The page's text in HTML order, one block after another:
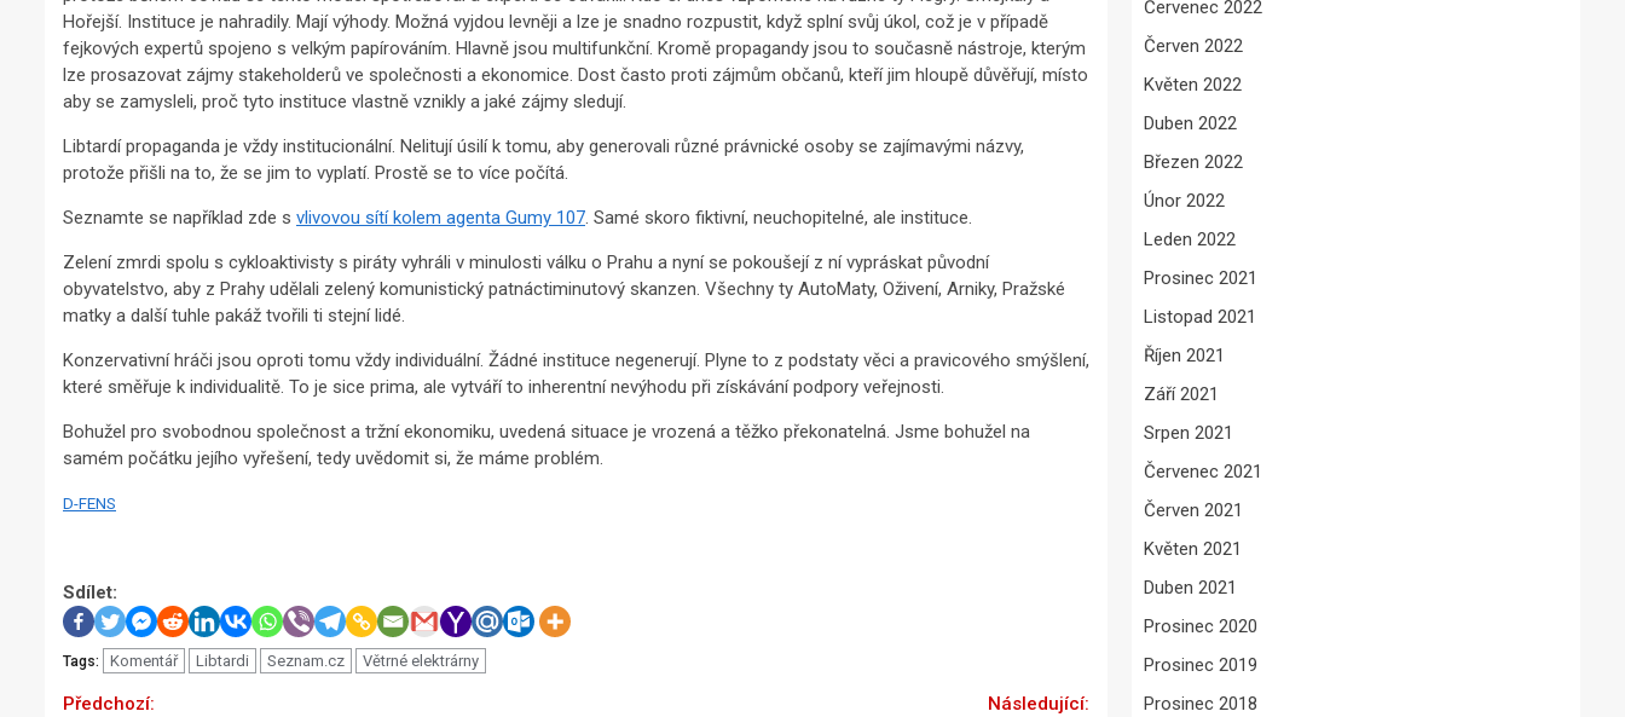
Hořejší. Instituce je nahradily. Mají výhody. Možná vyjdou levněji a lze je snadno rozpustit, když splní svůj úkol, což je v případě
fejkových expertů spojeno s velkým papírováním. Hlavně jsou multifunkční. Kromě propagandy jsou to současně nástroje, kterým
lze prosazovat zájmy stakeholderů ve společnosti a ekonomice. Dost často proti zájmům občanů, kteří jim hloupě důvěřují, místo
aby se zamysleli, proč tyto instituce vlastně vznikly a jaké zájmy sledují.
Libtardí propaganda je vždy institucionální. Nelitují úsilí k tomu, aby generovali různé právnické osoby se zajímavými názvy,
protože přišli na to, že se jim to vyplatí. Prostě se to více počítá.
Seznamte se například zde s vlivovou sítí kolem agenta Gumy 107. Samé skoro fiktivní, neuchopitelné, ale instituce.
Zelení zmrdi spolu s cykloaktivisty s piráty vyhráli v minulosti válku o Prahu a nyní se pokoušejí z ní vypráskat původní
obyvatelstvo, aby z Prahy udělali zelený komunistický patnáctiminutový skanzen. Všechny ty AutoMaty, Oživení, Arniky, Pražské
matky a další tuhle pakáž tvořili ti stejní lidé.
Konzervativní hráči jsou oproti tomu vždy individuální. Žádné instituce negenerují. Plyne to z podstaty věci a pravicového smýšlení,
které směřuje k individualitě. To je sice prima, ale vytváří to inherentní nevýhodu při získávání podpory veřejnosti.
Bohužel pro svobodnou společnost a tržní ekonomiku, uvedená situace je vrozená a těžko překonatelná. Jsme bohužel na
samém počátku jejího vyřešení, tedy uvědomit si, že máme problém.
D-FENS
Sdílet:
Tags: Komentář Libtardi Seznam.cz Větrné elektrárny
Červenec 2022
Červen 2022
Květen 2022
Duben 2022
Březen 2022
Únor 2022
Leden 2022
Prosinec 2021
Listopad 2021
Říjen 2021
Září 2021
Srpen 2021
Červenec 2021
Červen 2021
Květen 2021
Duben 2021
Prosinec 2020
Prosinec 2019
Prosinec 2018